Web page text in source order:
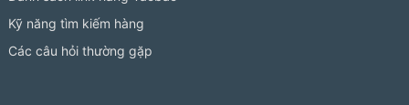
Kỹ năng tìm kiếm hàng
Các câu hỏi thường gặp